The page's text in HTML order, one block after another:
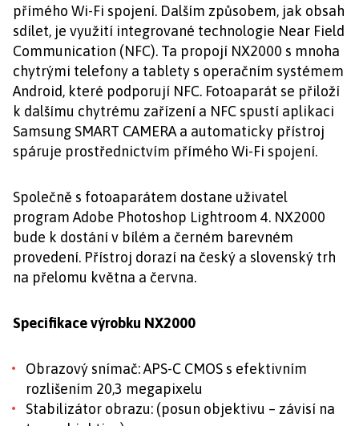
přímého Wi-Fi spojení. Dalším způsobem, jak obsah
sdílet, je využití integrované technologie Near Field
Communication (NFC). Ta propojí NX2000 s mnoha
chytrými telefony a tablety s operačním systémem
Android, které podporují NFC. Fotoaparát se přiloží
k dalšímu chytrému zařízení a NFC spustí aplikaci
Samsung SMART CAMERA a automaticky přístroj
spáruje prostřednictvím přímého Wi-Fi spojení.
Společně s fotoaparátem dostane uživatel
program Adobe Photoshop Lightroom 4. NX2000
bude k dostání v bílém a černém barevném
provedení. Přístroj dorazí na český a slovenský trh
na přelomu května a června.
Specifikace výrobku NX2000
Obrazový snímač: APS-C CMOS s efektivním
rozlišením 20,3 megapixelu
Stabilizátor obrazu: (posun objektivu – závisí na